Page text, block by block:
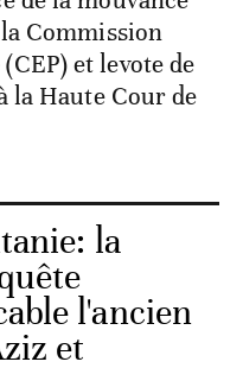
Commission
et levote de
la Haute Cour de
la
l'ancien
et